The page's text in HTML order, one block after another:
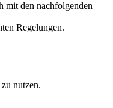
mit den nachfolgenden
Regelungen.
nutzen.